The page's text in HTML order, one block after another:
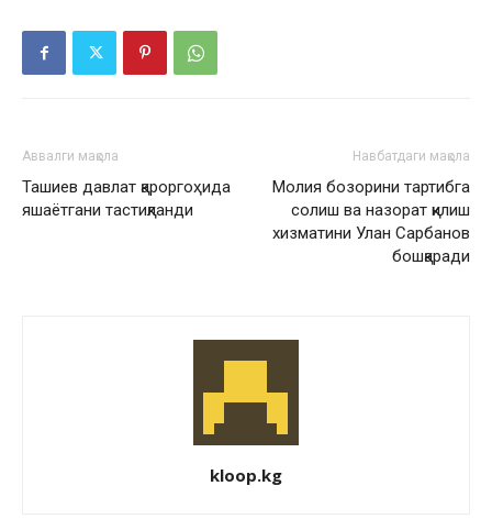
Аввалги мақола
Ташиев давлат қароргоҳида
яшаётгани тастиқланди
Навбатдаги мақола
Молия бозорини тартибга
солиш ва назорат қилиш
хизматини Улан Сарбанов
бошқаради
kloop.kg